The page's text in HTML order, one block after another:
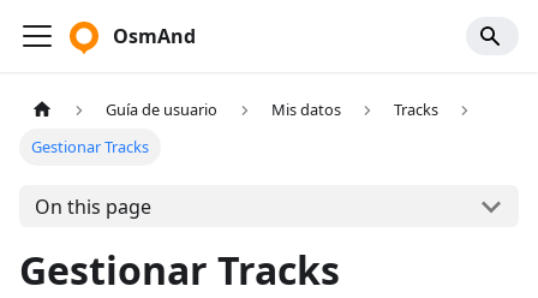
OsmAnd
Guía de usuario Mis datos
Tracks
Gestionar Tracks
On this page
Gestionar Tracks